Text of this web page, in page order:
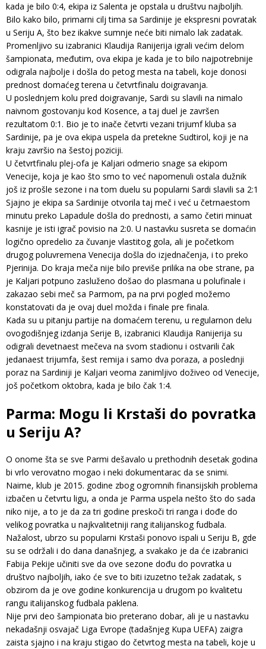
kada je bilo 0:4, ekipa iz Salenta je opstala u društvu najboljih.
Bilo kako bilo, primarni cilj tima sa Sardinije je ekspresni povratak
u Seriju A, što bez ikakve sumnje neće biti nimalo lak zadatak.
Promenljivo su izabranici Klaudija Ranijerija igrali većim delom
šampionata, međutim, ova ekipa je kada je to bilo najpotrebnije
odigrala najbolje i došla do petog mesta na tabeli, koje donosi
prednost domaćeg terena u četvrtfinalu doigravanja.
U poslednjem kolu pred doigravanje, Sardi su slavili na nimalo
naivnom gostovanju kod Kosence, a taj duel je završen
rezultatom 0:1. Bio je to inače četvrti vezani trijumf kluba sa
Sardinije, pa je ova ekipa uspela da pretekne Sudtirol, koji je na
kraju završio na šestoj poziciji.
U četvrtfinalu plej-ofa je Kaljari odmerio snage sa ekipom
Venecije, koja je kao što smo to već napomenuli ostala dužnik
još iz prošle sezone i na tom duelu su popularni Sardi slavili sa 2:1
Sjajno je ekipa sa Sardinije otvorila taj meč i već u četrnaestom
minutu preko Lapadule došla do prednosti, a samo četiri minuat
kasnije je isti igrač povisio na 2:0. U nastavku susreta se domaćin
logično opredelio za čuvanje vlastitog gola, ali je početkom
drugog poluvremena Venecija došla do izjednačenja, i to preko
Pjerinija. Do kraja meča nije bilo previše prilika na obe strane, pa
je Kaljari potpuno zasluženo došao do plasmana u polufinale i
zakazao sebi meč sa Parmom, pa na prvi pogled možemo
konstatovati da je ovaj duel možda i finale pre finala.
Kada su u pitanju partije na domaćem terenu, u regularnon delu
ovogodišnjeg izdanja Serije B, izabranici Klaudija Ranijerija su
odigrali devetnaest mečeva na svom stadionu i ostvarili čak
jedanaest trijumfa, šest remija i samo dva poraza, a poslednji
poraz na Sardiniji je Kaljari veoma zanimljivo doživeo od Venecije,
još početkom oktobra, kada je bilo čak 1:4.
Parma: Mogu li Krstaši do povratka
u Seriju A?
O onome šta se sve Parmi dešavalo u prethodnih desetak godina
bi vrlo verovatno mogao i neki dokumentarac da se snimi.
Naime, klub je 2015. godine zbog ogromnih finansijskih problema
izbačen u četvrtu ligu, a onda je Parma uspela nešto što do sada
niko nije, a to je da za tri godine preskoči tri ranga i dođe do
velikog povratka u najkvalitetniji rang italijanskog fudbala.
Nažalost, ubrzo su popularni Krstaši ponovo ispali u Seriju B, gde
su se održali i do dana današnjeg, a svakako je da će izabranici
Fabija Pekije učiniti sve da ove sezone dođu do povratka u
društvo najboljih, iako će sve to biti izuzetno težak zadatak, s
obzirom da je ove godine konkurencija u drugom po kvalitetu
rangu italijanskog fudbala paklena.
Nije prvi deo šampionata bio preterano dobar, ali je u nastavku
nekadašnji osvajač Liga Evrope (tadašnjeg Kupa UEFA) zaigra
zaista sjajno i na kraju stigao do četvrtog mesta na tabeli, koje u